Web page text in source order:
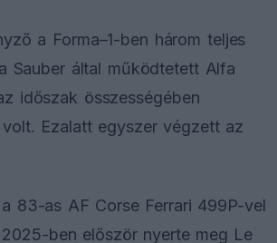
a Forma–1-ben három teljes
Sauber által működtetett Alfa
időszak összességében
Ezalatt egyszer végzett az
a 83-as AF Corse Ferrari 499P-vel
ben először nyerte meg Le